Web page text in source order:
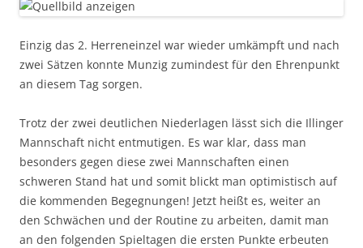
Einzig das 2. Herreneinzel war wieder umkämpft und nach
zwei Sätzen konnte Munzig zumindest für den Ehrenpunkt
an diesem Tag sorgen.
Trotz der zwei deutlichen Niederlagen lässt sich die Illinger
Mannschaft nicht entmutigen. Es war klar, dass man
besonders gegen diese zwei Mannschaften einen
schweren Stand hat und somit blickt man optimistisch auf
die kommenden Begegnungen! Jetzt heißt es, weiter an
den Schwächen und der Routine zu arbeiten, damit man
an den folgenden Spieltagen die ersten Punkte erbeuten